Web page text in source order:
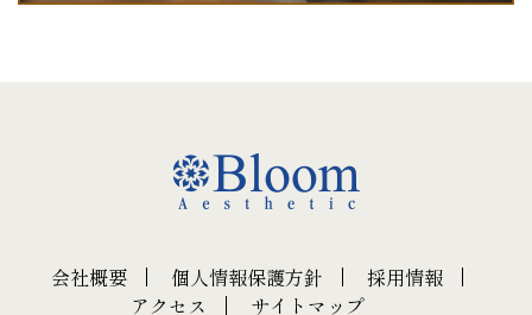
会社概要 個人情報保護方針
採用情報
アクセス
サイトマップ